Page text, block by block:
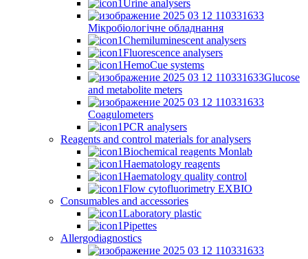
Urine analysers
Мікробіологічне обладнання
Chemiluminescent analysers
Fluorescence analysers
HemoCue systems
Glucose
and metabolite meters
Coagulometers
PCR analysers
Reagents and control materials for analysers
Biochemical reagents Monlab
Haematology reagents
Haematology quality control
Flow cytofluorimetry EXBIO
Consumables and accessories
Laboratory plastic
Pipettes
Allergodiagnostics